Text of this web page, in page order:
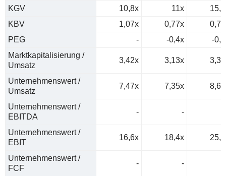
KGV 10,8x 11x
KBV
1,07x 0,77x
PEG
- -0,4x
-
Marktkapitalisierung /
Umsatz
3,42x 3,13x
Unternehmenswert /
Umsatz
7,47x 7,35x
Unternehmenswert /
EBITDA
- -
Unternehmenswert /
EBIT
16,6x 18,4x
Unternehmenswert /
FCF
- -